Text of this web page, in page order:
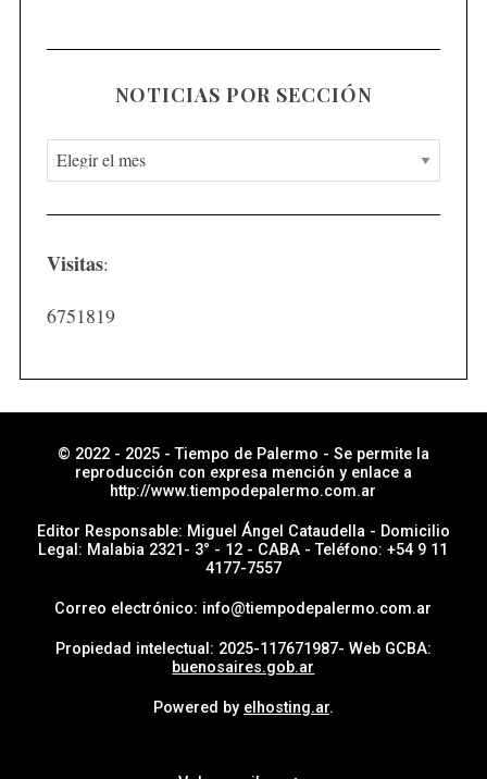
NOTICIAS POR SECCIÓN
N
o
t
c
i
e
c
Visitas:
6751819
© 2022 - 2025 - Tiempo de Palermo - Se permite la
reproducción con expresa mención y enlace a
http://www.tiempodepalermo.com.ar
Editor Responsable: Miguel Ángel Cataudella - Domicilio
Legal: Malabia 2321- 3° - 12 - CABA - Teléfono: +54 9 11
4177-7557
Correo electrónico: info@tiempodepalermo.com.ar
Propiedad intelectual: 2025-117671987- Web GCBA:
buenosaires.gob.ar
Powered by elhosting.ar.